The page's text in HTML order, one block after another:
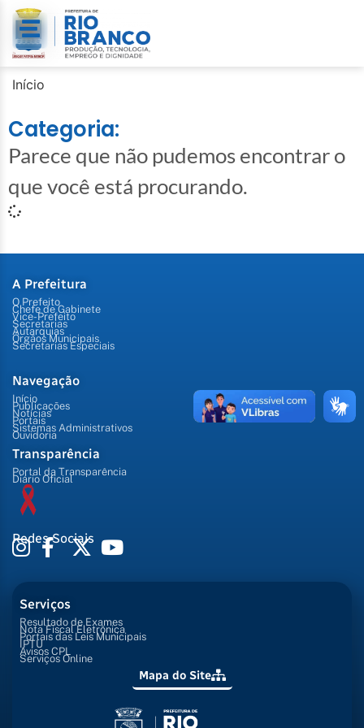
Início
Categoria:
Parece que não pudemos encontrar o
que você está procurando.
A Prefeitura
O Prefeito
Chefe de Gabinete
Vice-Prefeito
Secretarias
Autarquias
Órgãos Municipais
Secretarias Especiais
Navegação
Início
Publicações
Notícias
Portais
Sistemas Administrativos
Ouvidoria
Transparência
Portal da Transparência
Diário Oficial
Redes Sociais
Serviços
Resultado de Exames
Nota Fiscal Eletrônica
Portais das Leis Municipais
IPTU
Avisos CPL
Serviços Online
Mapa do Site